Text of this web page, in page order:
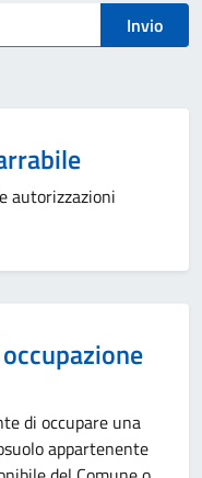
Invio
autorizzazioni
di occupare una
appartenente